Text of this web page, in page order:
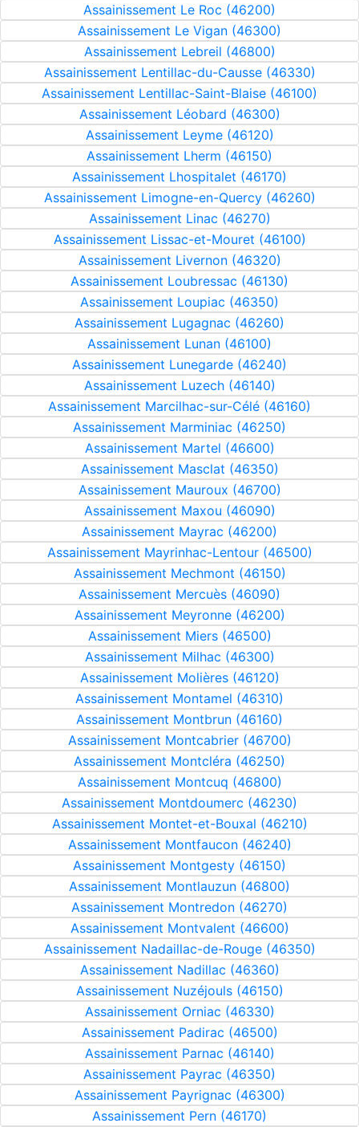
Assainissement Le Roc (46200)
Assainissement Le Vigan (46300)
Assainissement Lebreil (46800)
Assainissement Lentillac-du-Causse (46330)
Assainissement Lentillac-Saint-Blaise (46100)
Assainissement Léobard (46300)
Assainissement Leyme (46120)
Assainissement Lherm (46150)
Assainissement Lhospitalet (46170)
Assainissement Limogne-en-Quercy (46260)
Assainissement Linac (46270)
Assainissement Lissac-et-Mouret (46100)
Assainissement Livernon (46320)
Assainissement Loubressac (46130)
Assainissement Loupiac (46350)
Assainissement Lugagnac (46260)
Assainissement Lunan (46100)
Assainissement Lunegarde (46240)
Assainissement Luzech (46140)
Assainissement Marcilhac-sur-Célé (46160)
Assainissement Marminiac (46250)
Assainissement Martel (46600)
Assainissement Masclat (46350)
Assainissement Mauroux (46700)
Assainissement Maxou (46090)
Assainissement Mayrac (46200)
Assainissement Mayrinhac-Lentour (46500)
Assainissement Mechmont (46150)
Assainissement Mercuès (46090)
Assainissement Meyronne (46200)
Assainissement Miers (46500)
Assainissement Milhac (46300)
Assainissement Molières (46120)
Assainissement Montamel (46310)
Assainissement Montbrun (46160)
Assainissement Montcabrier (46700)
Assainissement Montcléra (46250)
Assainissement Montcuq (46800)
Assainissement Montdoumerc (46230)
Assainissement Montet-et-Bouxal (46210)
Assainissement Montfaucon (46240)
Assainissement Montgesty (46150)
Assainissement Montlauzun (46800)
Assainissement Montredon (46270)
Assainissement Montvalent (46600)
Assainissement Nadaillac-de-Rouge (46350)
Assainissement Nadillac (46360)
Assainissement Nuzéjouls (46150)
Assainissement Orniac (46330)
Assainissement Padirac (46500)
Assainissement Parnac (46140)
Assainissement Payrac (46350)
Assainissement Payrignac (46300)
Assainissement Pern (46170)